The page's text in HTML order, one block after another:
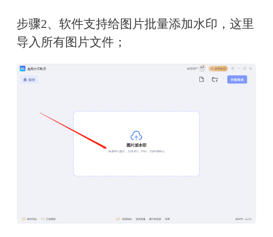
步骤2、软件支持给图片批量添加水印，这里
导入所有图片文件；